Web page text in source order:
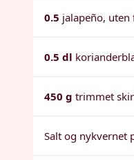
0.5 jalapeño, uten
0.5 dl
450 g trimmet
Salt og nykvernet